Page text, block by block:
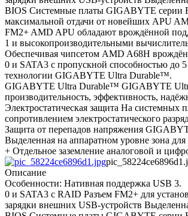
BIOS Системные платы GIGABYTE серии
максимальной отдачи от новейших APU
FM2+ AMD APU обладают врождённой
1 и высокопроизводительными
Обеспечивая чипсетом AMD A68H
0 и SATA3 с пропускной способностью до
технологии GIGABYTE Ultra Durable™.
GIGABYTE Ultra Durable™ GIGABYTE Ultra
производительность, эффективность,
Электростатическая защита На
сопротивлением электростатического
Защита от перепадов напряжения
Выделенная на аппаратном уровне зона
+ Отдельное заземление аналоговой и
Описание
Особенности: Нативная поддержка USB 3.
0 и SATA3 с RAID Разъем FM2+ для
зарядки внешних USB-устройств